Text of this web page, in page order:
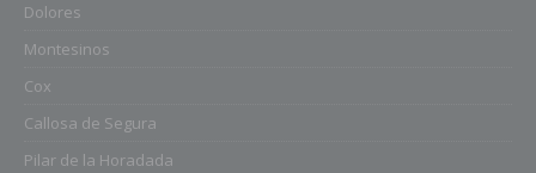
Dolores
Montesinos
Cox
Callosa de Segura
Pilar de la Horadada